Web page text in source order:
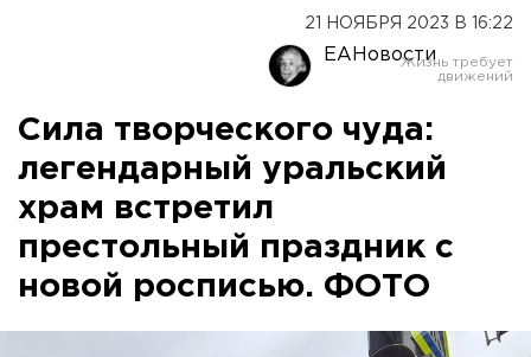
21 НОЯБРЯ 2023 В 16:22
ЕАНовости
Сила творческого чуда:
легендарный уральский
храм встретил
престольный праздник с
новой росписью. ФОТО